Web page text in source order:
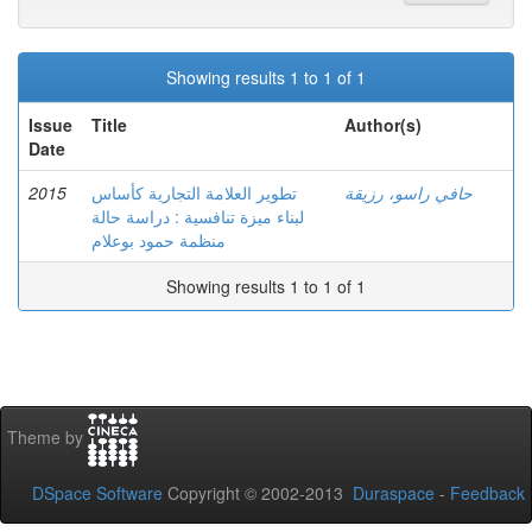
Showing results 1 to 1 of 1
Issue
Date
Title Author(s)
2015
تطوير العلامة التجارية كأساس
لبناء ميزة تنافسية : دراسة حالة
منظمة حمود بوعلام
حافي راسو، رزيقة
Showing results 1 to 1 of 1
Theme by
DSpace Software Copyright © 2002-2013 Duraspace - Feedback